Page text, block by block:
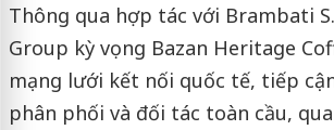
Thông qua hợp tác với Brambati
Group kỳ vọng Bazan Heritage
mạng lưới kết nối quốc tế, tiếp
phân phối và đối tác toàn cầu,